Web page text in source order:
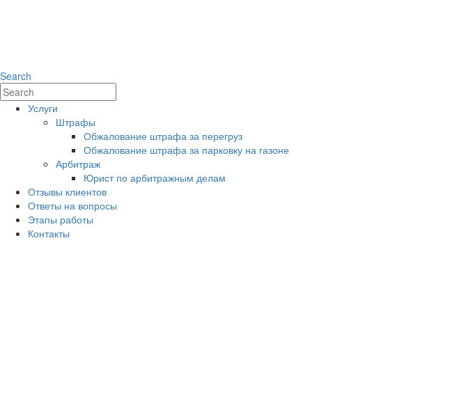
Search
Услуги
Штрафы
Обжалование штрафа за перегруз
Обжалование штрафа за парковку на газоне
Арбитраж
Юрист по арбитражным делам
Отзывы клиентов
Ответы на вопросы
Этапы работы
Контакты